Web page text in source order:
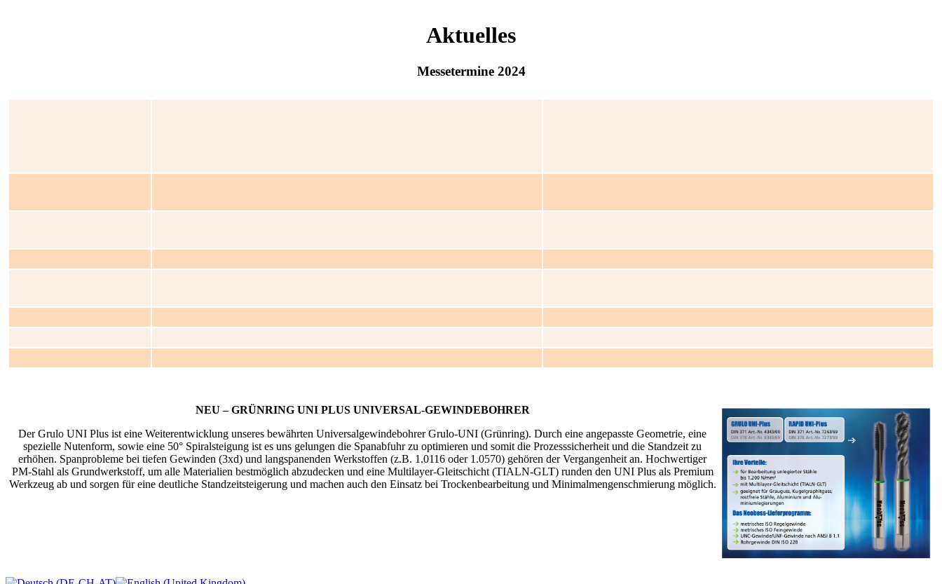
Aktuelles
Messetermine 2024
NEU – GRÜNRING UNI PLUS UNIVERSAL-GEWINDEBOHRER
Der Grulo UNI Plus ist eine Weiterentwicklung unseres bewährten Universalgewindebohrer Grulo-UNI (Grünring). Durch eine angepasste Geometrie, eine
spezielle Nutenform, sowie eine 50° Spiralsteigung ist es uns gelungen die Spanabfuhr zu optimieren und somit die Prozesssicherheit und die Standzeit zu
erhöhen. Spanprobleme bei tiefen Gewinden (3xd) und langspanenden Werkstoffen (z.B. 1.0116 oder 1.0570) gehören der Vergangenheit an. Hochwertiger
PM-Stahl als Grundwerkstoff, um alle Materialien bestmöglich abzudecken und eine Multilayer-Gleitschicht (TIALN-GLT) runden den UNI Plus als Premium
Werkzeug ab und sorgen für eine deutliche Standzeitsteigerung und machen auch den Einsatz bei Trockenbearbeitung und Minimalmengenschmierung möglich.